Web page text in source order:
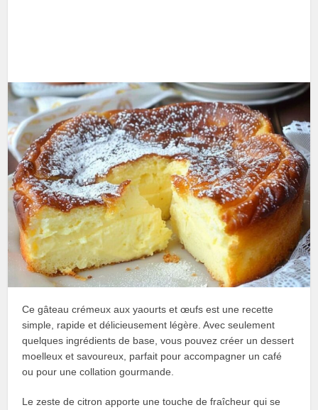
Ce gâteau crémeux aux yaourts et œufs est une recette
simple, rapide et délicieusement légère. Avec seulement
quelques ingrédients de base, vous pouvez créer un dessert
moelleux et savoureux, parfait pour accompagner un café
ou pour une collation gourmande.
Le zeste de citron apporte une touche de fraîcheur qui se